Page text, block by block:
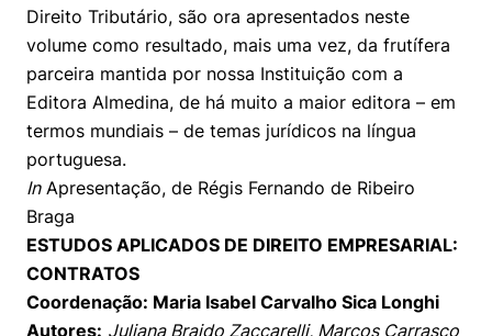
Direito Tributário, são ora apresentados neste
volume como resultado, mais uma vez, da frutífera
parceira mantida por nossa Instituição com a
Editora Almedina, de há muito a maior editora – em
termos mundiais – de temas jurídicos na língua
portuguesa.
InApresentação, de Régis Fernando de Ribeiro
Braga
ESTUDOS APLICADOS DE DIREITO EMPRESARIAL:
CONTRATOS
Coordenação: Maria Isabel Carvalho Sica Longhi
Autores: Juliana Braido Zaccarelli, Marcos Carrasco